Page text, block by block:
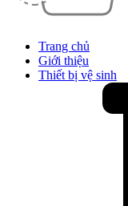
Trang chủ
Giới thiệu
Thiết bị vệ sinh